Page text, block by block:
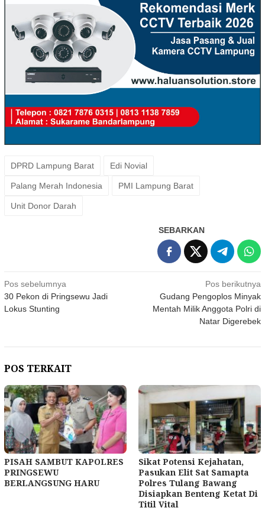
DPRD Lampung Barat Edi Novial
Palang Merah Indonesia PMI Lampung Barat
Unit Donor Darah
SEBARKAN
Navigasi
pos
Pos sebelumnya
30 Pekon di Pringsewu Jadi
Lokus Stunting
Pos berikutnya
Gudang Pengoplos Minyak
Mentah Milik Anggota Polri di
Natar Digerebek
POS TERKAIT
PISAH SAMBUT KAPOLRES
PRINGSEWU
BERLANGSUNG HARU
Sikat Potensi Kejahatan,
Pasukan Elit Sat Samapta
Polres Tulang Bawang
Disiapkan Benteng Ketat Di
Titil Vital